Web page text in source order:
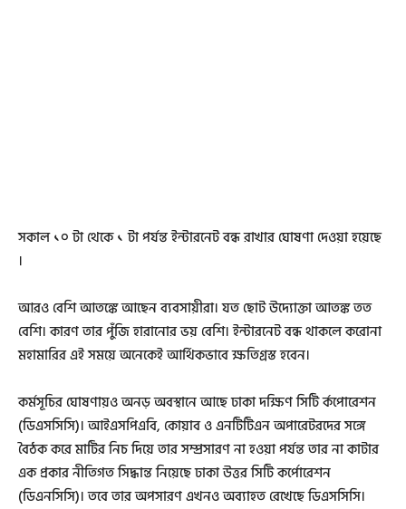
সকাল ১০ টা থেকে ১ টা পর্যন্ত ইন্টারনেট বন্ধ রাখার ঘোষণা দেওয়া হয়েছে
।
আরও বেশি আতঙ্কে আছেন ব্যবসায়ীরা। যত ছোট উদ্যোক্তা আতঙ্ক তত
বেশি। কারণ তার পুঁজি হারানোর ভয় বেশি। ইন্টারনেট বন্ধ থাকলে করোনা
মহামারির এই সময়ে অনেকেই আর্থিকভাবে ক্ষতিগ্রস্ত হবেন।
কর্মসূচির ঘোষণায়ও অনড় অবস্থানে আছে ঢাকা দক্ষিণ সিটি র্কপোরেশন
(ডিএসসিসি)। আইএসপিএবি, কোয়াব ও এনটিটিএন অপারেটরদের সঙ্গে
বৈঠক করে মাটির নিচ দিয়ে তার সম্প্রসারণ না হওয়া পর্যন্ত তার না কাটার
এক প্রকার নীতিগত সিদ্ধান্ত নিয়েছে ঢাকা উত্তর সিটি কর্পোরেশন
(ডিএনসিসি)। তবে তার অপসারণ এখনও অব্যাহত রেখেছে ডিএসসিসি।